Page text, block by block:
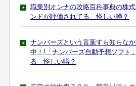
職業別オンナの攻略百科事典の株
ンドが評価されてる 怪しい噂？
ナンバーズという言葉すら知らな
中！!「ナンバーズ自動予想ソフト
る 怪しい噂？